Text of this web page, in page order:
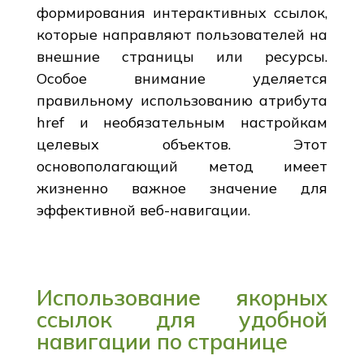
формирования интерактивных ссылок,
которые направляют пользователей на
внешние страницы или ресурсы.
Особое внимание уделяется
правильному использованию атрибута
href и необязательным настройкам
целевых объектов. Этот
основополагающий метод имеет
жизненно важное значение для
эффективной веб-навигации.
Использование якорных
ссылок для удобной
навигации по странице